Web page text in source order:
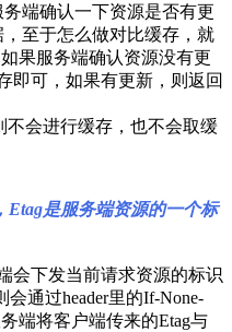
端确认一下资源是否有更
至于怎么做对比缓存，就
果服务端确认资源没有更
即可，如果有更新，则返回
不会进行缓存，也不会取缓
Etag是服务端资源的一个标
会下发当前请求资源的标识
通过header里的If-None-
端将客户端传来的Etag与